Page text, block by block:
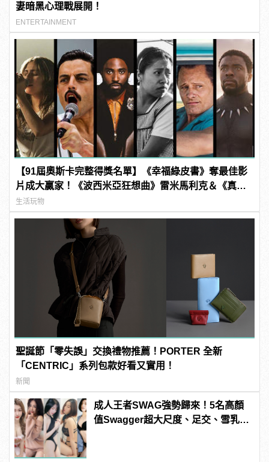
妻暗黑心理戰展開！
ENTERTAINMENT
【91屆奧斯卡完整得獎名單】《幸福綠皮書》奪最佳影
片成大贏家！《波西米亞狂想曲》雷米馬利克＆《真
寵》奧莉薇亞柯爾曼封影帝影后！
生活玩物
聖誕節「零失誤」交換禮物推薦！PORTER 全新
「CENTRIC」系列包款好看又實用！
新聞
成人王者SWAG強勢歸來！5名高顏
值Swagger超大尺度、足交、雪乳、